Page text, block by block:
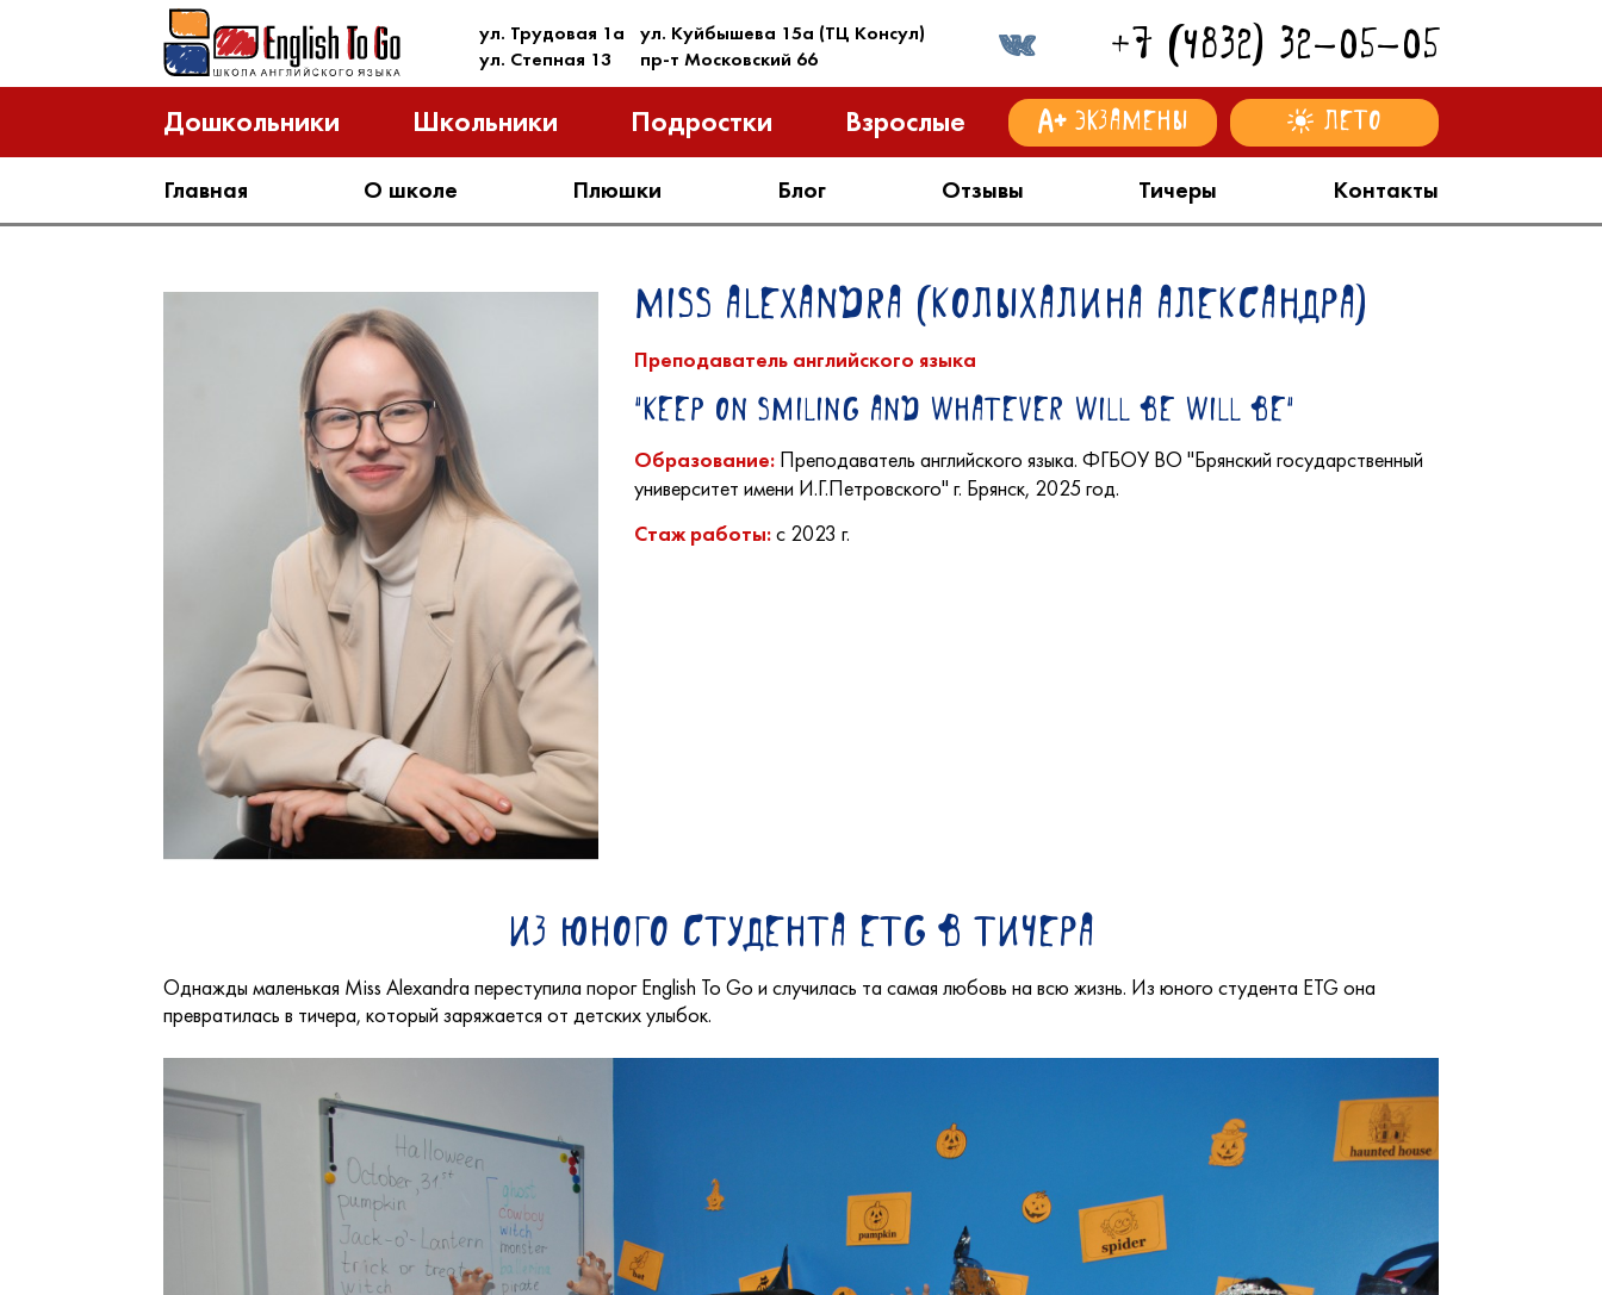
ул. Трудовая 1a
ул. Куйбышева 15a (ТЦ Консул)
ул. Степная 13
пр-т Московский 66 +7 (4832) 32-05-05
Дошкольники Школьники Подростки Взрослые Экзамены Лето
Главная О школе Плюшки Блог Отзывы Тичеры Контакты
Miss Alexandra (Колыхалина Александра)
Преподаватель английского языка
"Keep on smiling and whatever will be will be"
Образование: Преподаватель английского языка. ФГБОУ ВО "Брянский государственный
университет имени И.Г.Петровского" г. Брянск, 2025 год.
Стаж работы:с 2023 г.
Из юного студента ETG в тичера
Однажды маленькая Miss Alexandra переступила порог English To Go и случилась та самая любовь на всю жизнь. Из юного студента ETG она
превратилась в тичера, который заряжается от детских улыбок.